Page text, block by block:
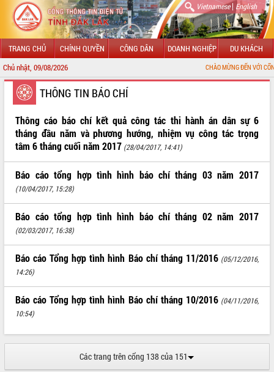
Vietnamese| English
TRANG CHỦ CHÍNH QUYỀN CÔNG DÂN DOANH NGHIỆP DU KHÁCH
Chủ nhật, 09/08/2026 CHÀO MỪNG ĐẾN VỚI CỔNG
GIỚI THIỆU
LÃNH ĐẠO UBND TỈNH
TIN TỨC SỰ KIỆN
SỞ, BAN, NGÀNH
UBND CÁC XÃ, PHƯỜNG
THÔNG TIN CHỈ ĐẠO ĐIỀU HÀNH
VĂN BẢN HĐND TỈNH
QUY HOẠCH - KẾ HOẠCH
THÔNG TIN BÁO CHÍ
Thông cáo báo chí kết quả công tác thi hành án dân sự 6
tháng đầu năm và phương hướng, nhiệm vụ công tác trọng
tâm 6 tháng cuối năm 2017 (28/04/2017, 14:41)
Báo cáo tổng hợp tình hình báo chí tháng 03 năm 2017
(10/04/2017, 15:28)
Báo cáo tổng hợp tình hình báo chí tháng 02 năm 2017
(02/03/2017, 16:38)
Báo cáo Tổng hợp tình hình Báo chí tháng 11/2016 (05/12/2016,
14:26)
Báo cáo Tổng hợp tình hình Báo chí tháng 10/2016 (04/11/2016,
10:54)
Các trang trên cổng 138 của 151